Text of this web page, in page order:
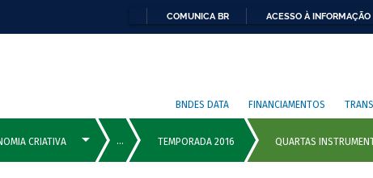
COMUNICA BR ACESSO À INFORMAÇÃO
BNDES DATA FINANCIAMENTOS